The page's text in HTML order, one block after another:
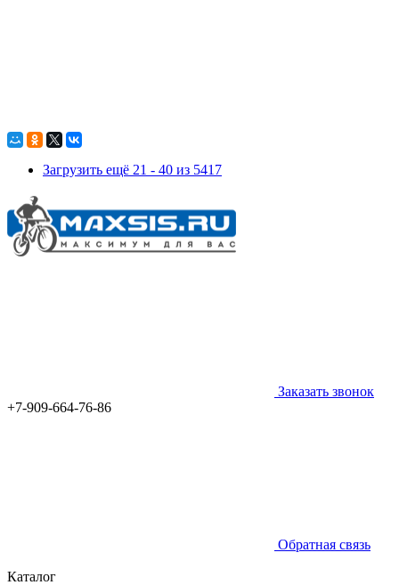
Загрузить ещё 21 - 40 из 5417
Заказать звонок
+7-909-664-76-86
Обратная связь
Каталог